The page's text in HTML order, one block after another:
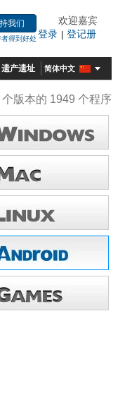
我们
者得到好处
欢迎嘉宾
登录 | 登记册
遗产遗址 简体中文
版本的 1949 个程序